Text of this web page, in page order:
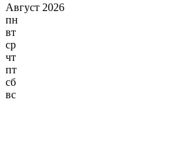
Август 2026
пн
вт
ср
чт
пт
сб
вс